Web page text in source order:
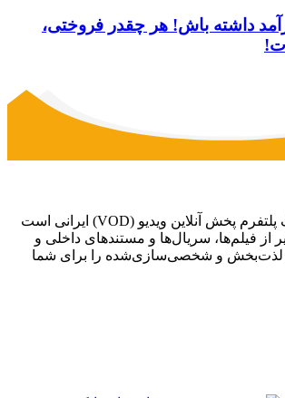
داشته باش! هر چقدر فروختی،
سورن وی‌اچ‌اس، یک پلتفرم پخش آنلاین ویدیو (VOD) ایرانی است
از فیلم‌ها، سریال‌ها و مستندهای داخلی و
لذت‌بخش و شخصی‌سازی‌شده را برای شما